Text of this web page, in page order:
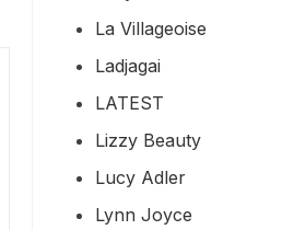
La Villageoise
Ladjagai
LATEST
Lizzy Beauty
Lucy Adler
Lynn Joyce